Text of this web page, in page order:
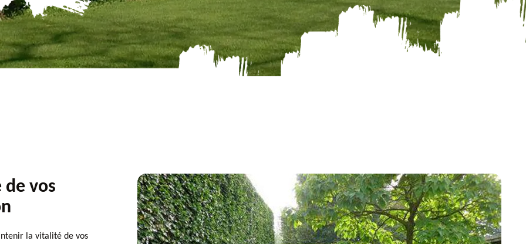
de vos
la vitalité de vos